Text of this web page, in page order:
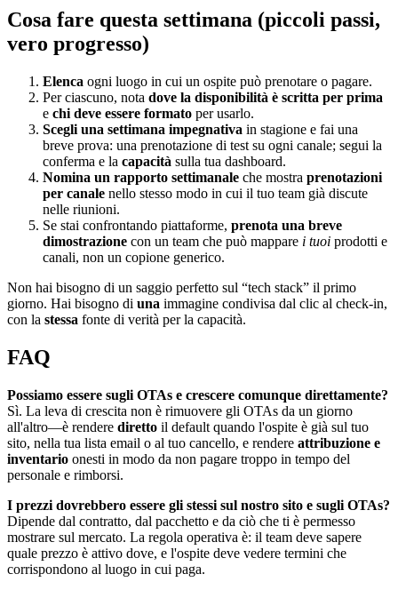
Cosa fare questa settimana (piccoli passi,
vero progresso)
Elenca ogni luogo in cui un ospite può prenotare o pagare.
Per ciascuno, nota dove la disponibilità è scritta per prima
e chi deve essere formato per usarlo.
Scegli una settimana impegnativa in stagione e fai una
breve prova: una prenotazione di test su ogni canale; segui la
conferma e la capacità sulla tua dashboard.
Nomina un rapporto settimanale che mostra prenotazioni
per canale nello stesso modo in cui il tuo team già discute
nelle riunioni.
Se stai confrontando piattaforme, prenota una breve
dimostrazione con un team che può mappare i tuoi prodotti e
canali, non un copione generico.
Non hai bisogno di un saggio perfetto sul “tech stack” il primo
giorno. Hai bisogno di una immagine condivisa dal clic al check-in,
con la stessa fonte di verità per la capacità.
FAQ
Possiamo essere sugli OTAs e crescere comunque direttamente?
Sì. La leva di crescita non è rimuovere gli OTAs da un giorno
all'altro—è rendere diretto il default quando l'ospite è già sul tuo
sito, nella tua lista email o al tuo cancello, e rendere attribuzione e
inventario onesti in modo da non pagare troppo in tempo del
personale e rimborsi.
I prezzi dovrebbero essere gli stessi sul nostro sito e sugli OTAs?
Dipende dal contratto, dal pacchetto e da ciò che ti è permesso
mostrare sul mercato. La regola operativa è: il team deve sapere
quale prezzo è attivo dove, e l'ospite deve vedere termini che
corrispondono al luogo in cui paga.